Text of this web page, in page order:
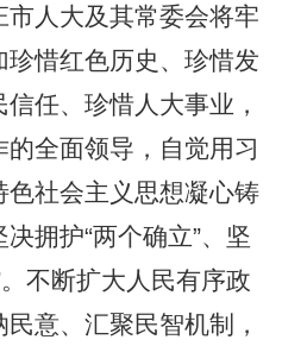
人大及其常委会将牢
惜红色历史、珍惜发
任、珍惜人大事业，
全面领导，自觉用习
色社会主义思想凝心铸
拥护“两个确立”、坚
不断扩大人民有序政
意、汇聚民智机制，